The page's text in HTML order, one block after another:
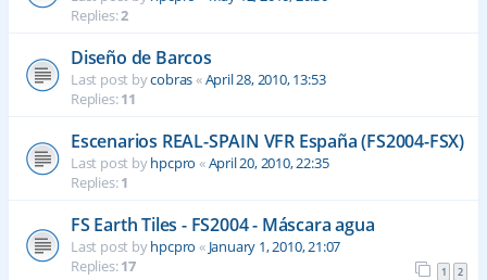
Replies:2
Diseño de Barcos
Last post bycobras«April 28, 2010, 13:53
Replies:11
Escenarios REAL-SPAIN VFR España (FS2004-FSX)
Last post byhpcpro «April 20, 2010, 22:35
Replies:1
FS Earth Tiles - FS2004 - Máscara agua
Last post byhpcpro « January 1, 2010, 21:07
Replies:17 1 2